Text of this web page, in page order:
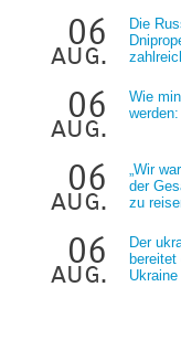
06
aug.
Die
06
aug.
Wie
06
aug.
„Wir
der
zu
06
aug.
Der
bereitet